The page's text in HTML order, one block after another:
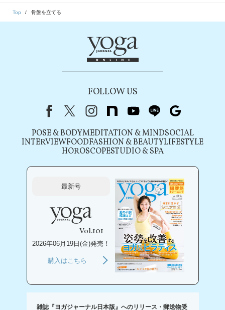
Top 骨盤を立てる
FOLLOW US
FacebookX（旧Twitter）
instagram
note youtubeline
POSE & BODYMEDITATION & MINDSOCIAL
INTERVIEWFOODFASHION & BEAUTYLIFESTYLE
HOROSCOPESTUDIO & SPA
最新号
Vol.101
2026年06月19日(金)発売！
購入はこちら
雑誌『ヨガジャーナル日本版』へのリリース・郵送物受